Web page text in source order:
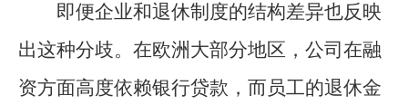
即便企业和退休制度的结构差异也反映
出这种分歧。在欧洲大部分地区，公司在融
资方面高度依赖银行贷款，而员工的退休金